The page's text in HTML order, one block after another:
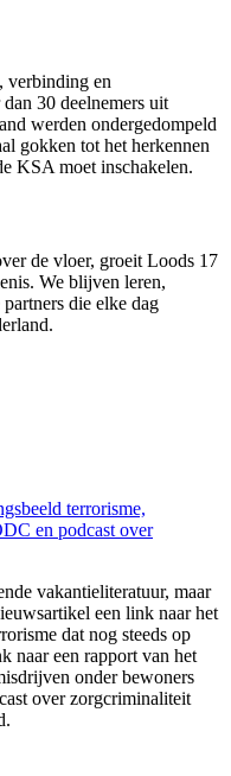
verbinding en
30 deelnemers uit
werden ondergedompeld
gokken tot het herkennen
KSA moet inschakelen.
de vloer, groeit Loods 17
We blijven leren,
die elke dag
terrorisme,
en podcast over
vakantieliteratuur, maar
een link naar het
dat nog steeds op
naar een rapport van het
onder bewoners
over zorgcriminaliteit